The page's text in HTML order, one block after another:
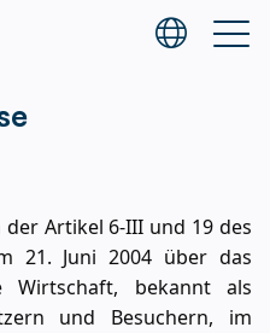
Artikel 6-III und 19 des
21. Juni 2004 über das
bekannt als
und Besuchern, im